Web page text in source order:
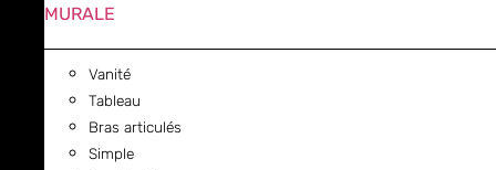
MURALE
Vanité
Tableau
Bras articulés
Simple